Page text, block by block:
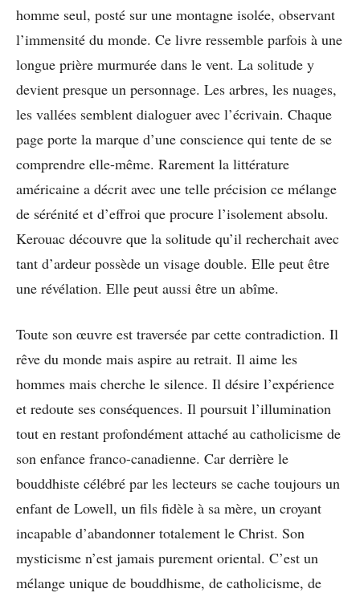
homme seul, posté sur une montagne isolée, observant
l’immensité du monde. Ce livre ressemble parfois à une
longue prière murmurée dans le vent. La solitude y
devient presque un personnage. Les arbres, les nuages,
les vallées semblent dialoguer avec l’écrivain. Chaque
page porte la marque d’une conscience qui tente de se
comprendre elle-même. Rarement la littérature
américaine a décrit avec une telle précision ce mélange
de sérénité et d’effroi que procure l’isolement absolu.
Kerouac découvre que la solitude qu’il recherchait avec
tant d’ardeur possède un visage double. Elle peut être
une révélation. Elle peut aussi être un abîme.
Toute son œuvre est traversée par cette contradiction. Il
rêve du monde mais aspire au retrait. Il aime les
hommes mais cherche le silence. Il désire l’expérience
et redoute ses conséquences. Il poursuit l’illumination
tout en restant profondément attaché au catholicisme de
son enfance franco-canadienne. Car derrière le
bouddhiste célébré par les lecteurs se cache toujours un
enfant de Lowell, un fils fidèle à sa mère, un croyant
incapable d’abandonner totalement le Christ. Son
mysticisme n’est jamais purement oriental. C’est un
mélange unique de bouddhisme, de catholicisme, de